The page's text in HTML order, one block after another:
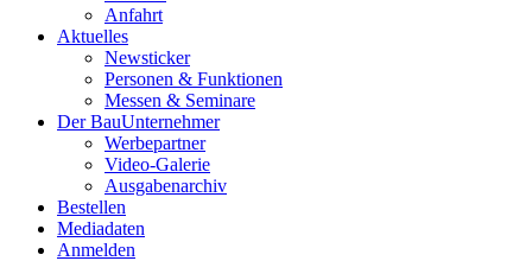
Anfahrt
Aktuelles
Newsticker
Personen & Funktionen
Messen & Seminare
Der BauUnternehmer
Werbepartner
Video-Galerie
Ausgabenarchiv
Bestellen
Mediadaten
Anmelden